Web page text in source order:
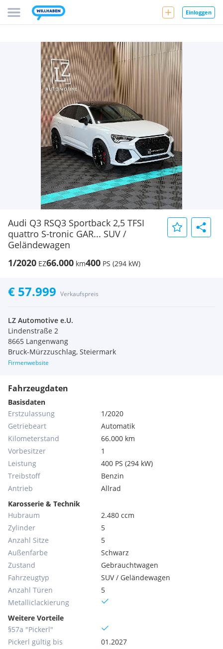
Einloggen
Audi Q3 RSQ3 Sportback 2,5 TFSI
quattro S-tronic GAR... SUV /
Geländewagen
1/2020 EZ66.000 km400 PS (294 kW)
€ 57.999 Verkaufspreis
LZ Automotive e.U.
Lindenstraße 2
8665 Langenwang
Bruck-Mürzzuschlag, Steiermark
Firmenwebsite
Fahrzeugdaten
Basisdaten
Erstzulassung
1/2020
Getriebeart
Automatik
Kilometerstand
66.000 km
Vorbesitzer
1
Leistung
400 PS (294 kW)
Treibstoff
Benzin
Antrieb
Allrad
Karosserie & Technik
Hubraum
2.480 ccm
Zylinder
5
Anzahl Sitze
5
Außenfarbe
Schwarz
Zustand
Gebrauchtwagen
Fahrzeugtyp
SUV / Geländewagen
Anzahl Türen
5
Metallic­lackierung
Weitere Vorteile
§57a "Pickerl"
Pickerl gültig bis
01.2027